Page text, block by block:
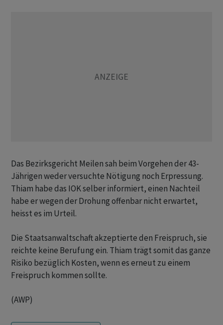
Das Bezirksgericht Meilen sah beim Vorgehen der 43-
Jährigen weder versuchte Nötigung noch Erpressung.
Thiam habe das IOK selber informiert, einen Nachteil
habe er wegen der Drohung offenbar nicht erwartet,
heisst es im Urteil.
Die Staatsanwaltschaft akzeptierte den Freispruch, sie
reichte keine Berufung ein. Thiam trägt somit das ganze
Risiko bezüglich Kosten, wenn es erneut zu einem
Freispruch kommen sollte.
(AWP)